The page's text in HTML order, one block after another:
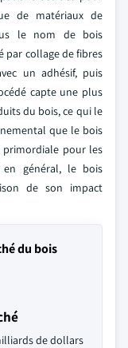
de matériaux de
le nom de bois
par collage de fibres
un adhésif, puis
capte une plus
du bois, ce qui le
que le bois
primordiale pour les
général, le bois
de son impact
du bois
de dollars